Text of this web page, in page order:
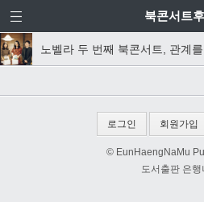
북콘서트
노벨라 두 번째 북콘서트, 관계
로그인 회원가입
© EunHaengNaMu
도서출판 은행